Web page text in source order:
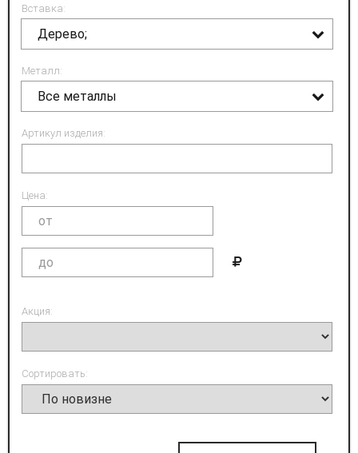
Вставка:
Дерево;
Металл:
Все металлы
Артикул изделия:
Цена:
Акция:
Сортировать: